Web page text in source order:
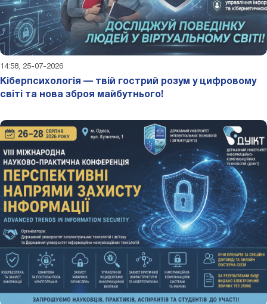
14:58, 25-07-2026
Кіберпсихологія — твій гострий розум у цифровому
світі та нова зброя майбутнього!